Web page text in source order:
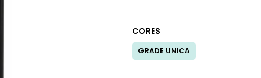
CORES
GRADE UNICA